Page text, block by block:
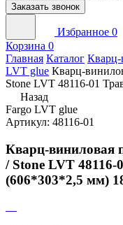
Заказать звонок
Избранное 0
Корзина 0
Главная Каталог
LVT glue Кварц-
Stone LVT 48116-01
Назад
Fargo LVT glue
Артикул: 48116-01
Кварц-виниловая
/ Stone LVT
(606*303*2,5 мм)